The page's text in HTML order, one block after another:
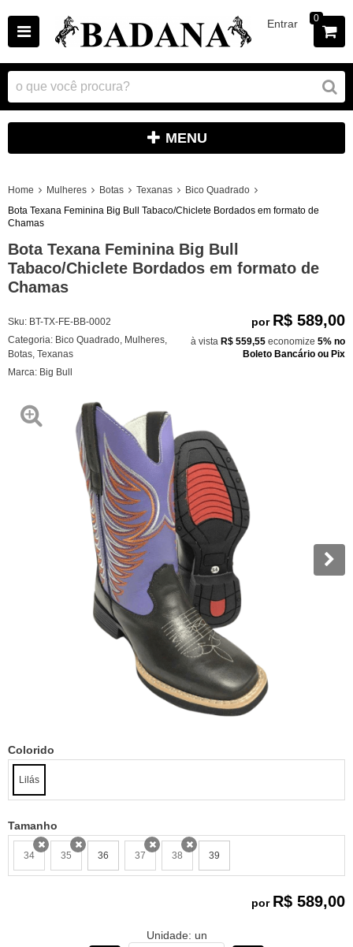
Entrar 0
MENU
Home Mulheres Botas Texanas
Bico Quadrado
Bota Texana Feminina Big Bull Tabaco/Chiclete Bordados em formato de
Chamas
Bota Texana Feminina Big Bull
Tabaco/Chiclete Bordados em formato de
Chamas
Sku: BT-TX-FE-BB-0002
Categoria: Bico Quadrado Mulheres
Botas Texanas
Marca: Big Bull
por R$ 589,00
à vista R$ 559,55 economize 5% no
Boleto Bancário ou Pix
Colorido
Lilás
Tamanho
34x 35x 36 37 38x 39
por R$ 589,00
Unidade: un